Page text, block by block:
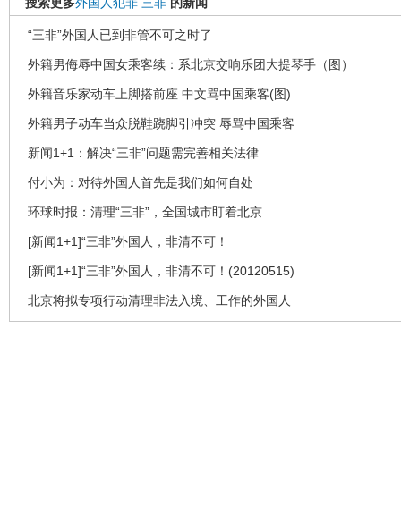
搜索更多外国人犯罪 三非 的新闻
“三非”外国人已到非管不可之时了
外籍男侮辱中国女乘客续：系北京交响乐团大提琴手（图）
外籍音乐家动车上脚搭前座 中文骂中国乘客(图)
外籍男子动车当众脱鞋跷脚引冲突 辱骂中国乘客
新闻1+1：解决“三非”问题需完善相关法律
付小为：对待外国人首先是我们如何自处
环球时报：清理“三非”，全国城市盯着北京
[新闻1+1]“三非”外国人，非清不可！
[新闻1+1]“三非”外国人，非清不可！(20120515)
北京将拟专项行动清理非法入境、工作的外国人